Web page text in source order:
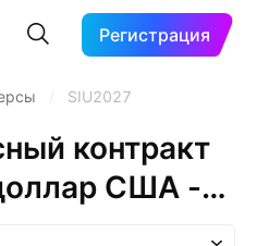
Регистрация
SIU2027
контракт
США -
2027)